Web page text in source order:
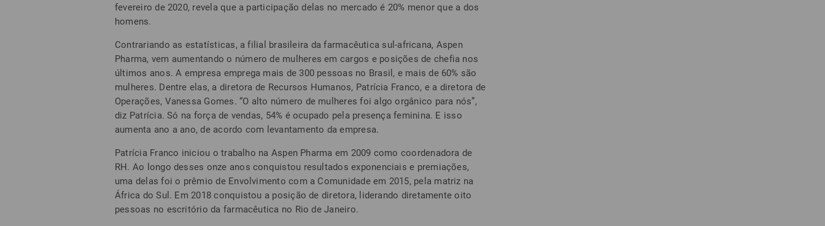
fevereiro de 2020, revela que a participação delas no mercado é 20% menor que a dos
homens.
Contrariando as estatísticas, a filial brasileira da farmacêutica sul-africana, Aspen
Pharma, vem aumentando o número de mulheres em cargos e posições de chefia nos
últimos anos. A empresa emprega mais de 300 pessoas no Brasil, e mais de 60% são
mulheres. Dentre elas, a diretora de Recursos Humanos, Patrícia Franco, e a diretora de
Operações, Vanessa Gomes. “O alto número de mulheres foi algo orgânico para nós”,
diz Patrícia. Só na força de vendas, 54% é ocupado pela presença feminina. E isso
aumenta ano a ano, de acordo com levantamento da empresa.
Patrícia Franco iniciou o trabalho na Aspen Pharma em 2009 como coordenadora de
RH. Ao longo desses onze anos conquistou resultados exponenciais e premiações,
uma delas foi o prêmio de Envolvimento com a Comunidade em 2015, pela matriz na
África do Sul. Em 2018 conquistou a posição de diretora, liderando diretamente oito
pessoas no escritório da farmacêutica no Rio de Janeiro.